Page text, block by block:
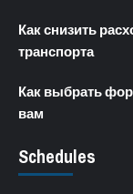
Как снизить
транспорта
Как выбрать
вам
Schedules